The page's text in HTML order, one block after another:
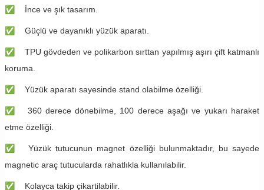
✅ İnce ve şık tasarım.
✅ Güçlü ve dayanıklı yüzük aparatı.
✅ TPU gövdeden ve polikarbon sırttan yapılmış aşırı çift katmanlı
koruma.
✅ Yüzük aparatı sayesinde stand olabilme özelliği.
✅ 360 derece dönebilme, 100 derece aşağı ve yukarı haraket
etme özelliği.
✅Yüzük tutucunun magnet özelliği bulunmaktadır, bu sayede
magnetic araç tutucularda rahatlıkla kullanılabilir.
✅ Kolayca takip çikartilabilir.